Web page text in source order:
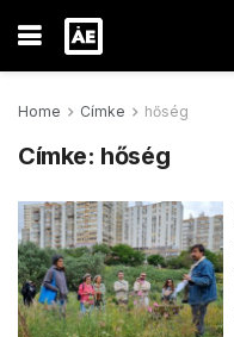
Home Címke hőség
Címke: hőség